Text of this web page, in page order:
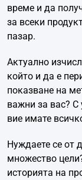
време и да
за всеки
пазар.
Актуално
който и да е
показване на
важни за вас? С
вие имате
Нуждаете се от
множество
историята на